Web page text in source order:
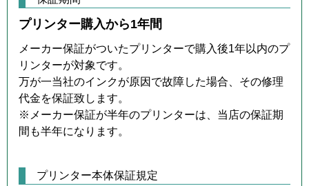
プリンター購入から1年間
メーカー保証がついたプリンターで購入後1年以内のプ
リンターが対象です。
万が一当社のインクが原因で故障した場合、その修理
代金を保証致します。
※メーカー保証が半年のプリンターは、当店の保証期
間も半年になります。
プリンター本体保証規定